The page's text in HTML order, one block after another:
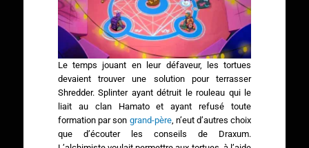
Le temps jouant en leur défaveur, les tortues
devaient trouver une solution pour terrasser
Shredder. Splinter ayant détruit le rouleau qui le
liait au clan Hamato et ayant refusé toute
formation par son grand-père, n’eut d’autres choix
que d’écouter les conseils de Draxum.